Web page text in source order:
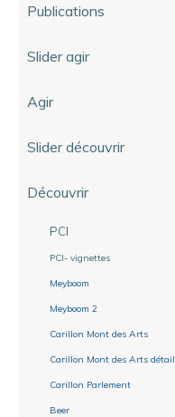
Publications
Slider agir
Agir
Slider découvrir
Découvrir
PCI
PCI- vignettes
Meyboom
Meyboom 2
Carillon Mont des Arts
Carillon Mont des Arts détail
Carillon Parlement
Beer